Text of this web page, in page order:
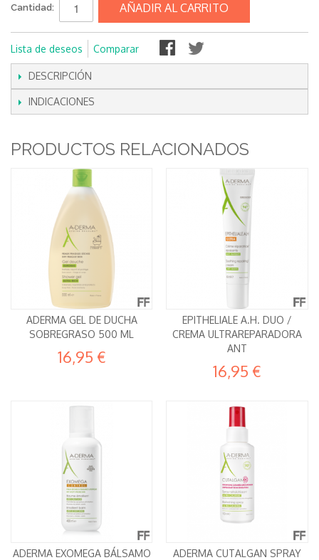
Cantidad: AÑADIR AL CARRITO
Lista de deseos Comparar
DESCRIPCIÓN
INDICACIONES
PRODUCTOS RELACIONADOS
ADERMA GEL DE DUCHA
SOBREGRASO 500 ML
16,95 €
EPITHELIALE A.H. DUO /
CREMA ULTRAREPARADORA
ANT
16,95 €
ADERMA EXOMEGA BÁLSAMO
ADERMA CUTALGAN SPRAY